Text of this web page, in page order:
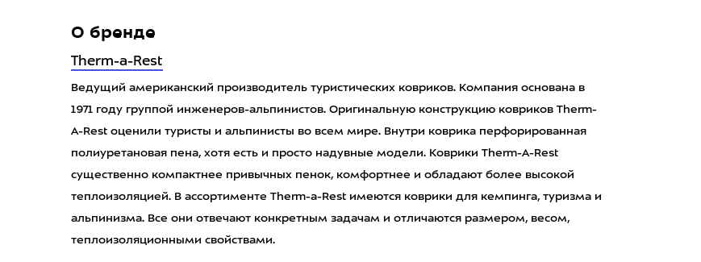
О бренде
Therm-a-Rest
Ведущий американский производитель туристических ковриков. Компания основана в
1971 году группой инженеров-альпинистов. Оригинальную конструкцию ковриков Therm-
A-Rest оценили туристы и альпинисты во всем мире. Внутри коврика перфорированная
полиуретановая пена, хотя есть и просто надувные модели. Коврики Therm-A-Rest
существенно компактнее привычных пенок, комфортнее и обладают более высокой
теплоизоляцией. В ассортименте Therm-a-Rest имеются коврики для кемпинга, туризма и
альпинизма. Все они отвечают конкретным задачам и отличаются размером, весом,
теплоизоляционными свойствами.